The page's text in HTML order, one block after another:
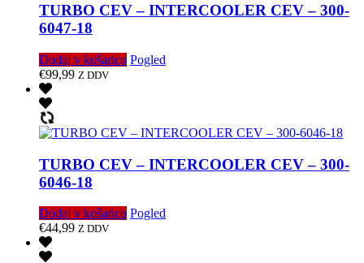
TURBO CEV – INTERCOOLER CEV – 300-
6047-18
Dodaj v košarico Pogled
€99,99 Z DDV
TURBO CEV – INTERCOOLER CEV – 300-
6046-18
Dodaj v košarico Pogled
€44,99 Z DDV